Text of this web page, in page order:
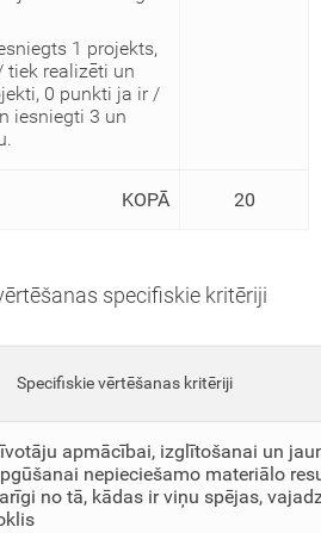
1 projekts,
tiek realizēti un
0 punkti ja ir /
iesniegti 3 un
KOPĀ 20
specifiskie kritēriji
Specifiskie vērtēšanas kritēriji
apmācībai, izglītošanai un
nepieciešamo materiālo
no tā, kādas ir viņu spējas,